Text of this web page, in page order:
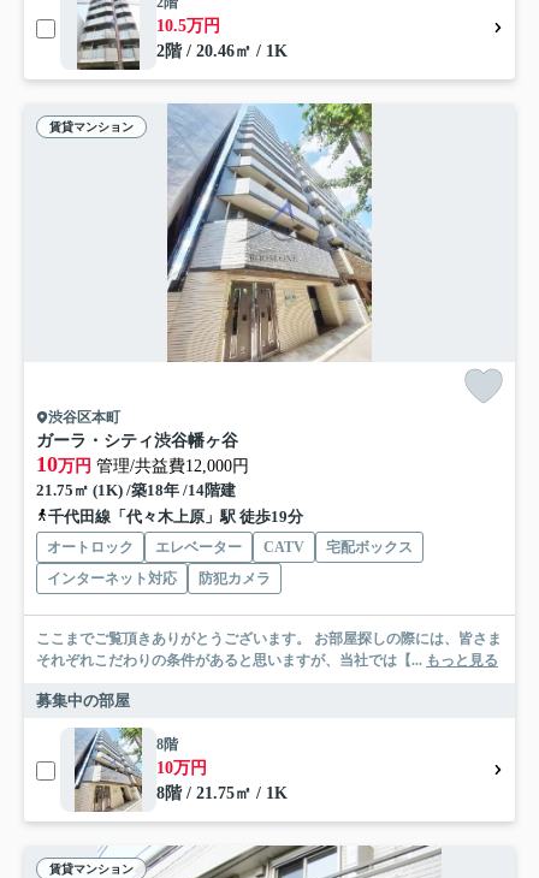
10.5万円
2階 / 20.46㎡ / 1K
賃貸マンション
渋谷区本町
ガーラ・シティ渋谷幡ヶ谷
10万円 管理/共益費12,000円
21.75㎡ (1K) /築18年 /14階建
千代田線「代々木上原」駅 徒歩19分
オートロック エレベーター CATV
宅配ボックス
インターネット対応
防犯カメラ
ここまでご覧頂きありがとうございます。 お部屋探しの際には、皆さま
それぞれこだわりの条件があると思いますが、当社では【... もっと見る
募集中の部屋
8階
10万円
8階 / 21.75㎡ / 1K
賃貸マンション